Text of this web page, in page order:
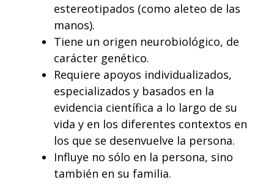
estereotipados (como aleteo de las
manos).
Tiene un origen neurobiológico, de
carácter genético.
Requiere apoyos individualizados,
especializados y basados en la
evidencia científica a lo largo de su
vida y en los diferentes contextos en
los que se desenvuelve la persona.
Influye no sólo en la persona, sino
también en su familia.